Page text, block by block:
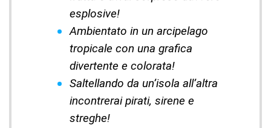
esplosive!
Ambientato in un arcipelago
tropicale con una grafica
divertente e colorata!
Saltellando da un’isola all’altra
incontrerai pirati, sirene e
streghe!